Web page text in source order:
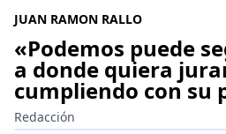
JUAN RAMON RALLO
«Podemos puede
a donde quiera
cumpliendo con su
Redacción